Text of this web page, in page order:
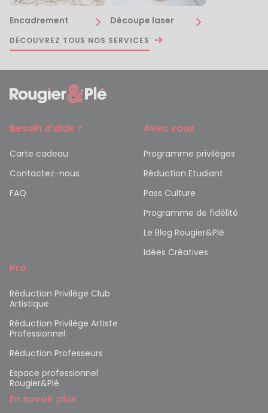
Encadrement Découpe laser
DÉCOUVREZ TOUS NOS SERVICES
Besoin d’aide ?
Carte cadeau
Contactez-nous
FAQ
Avec vous
Programme privilèges
Réduction Etudiant
Pass Culture
Programme de fidélité
Le Blog Rougier&Plé
Idées Créatives
Pro
Réduction Privilège Club
Artistique
Réduction Privilège Artiste
Professionnel
Réduction Professeurs
Espace professionnel
Rougier&Plé
En savoir plus